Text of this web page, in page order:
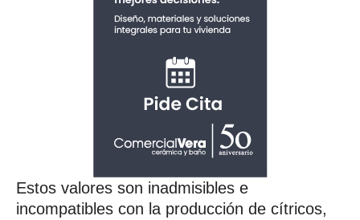
Estos valores son inadmisibles e
incompatibles con la producción de cítricos,